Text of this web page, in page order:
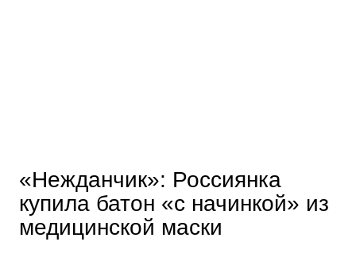
«Нежданчик»: Россиянка
купила батон «с начинкой» из
медицинской маски